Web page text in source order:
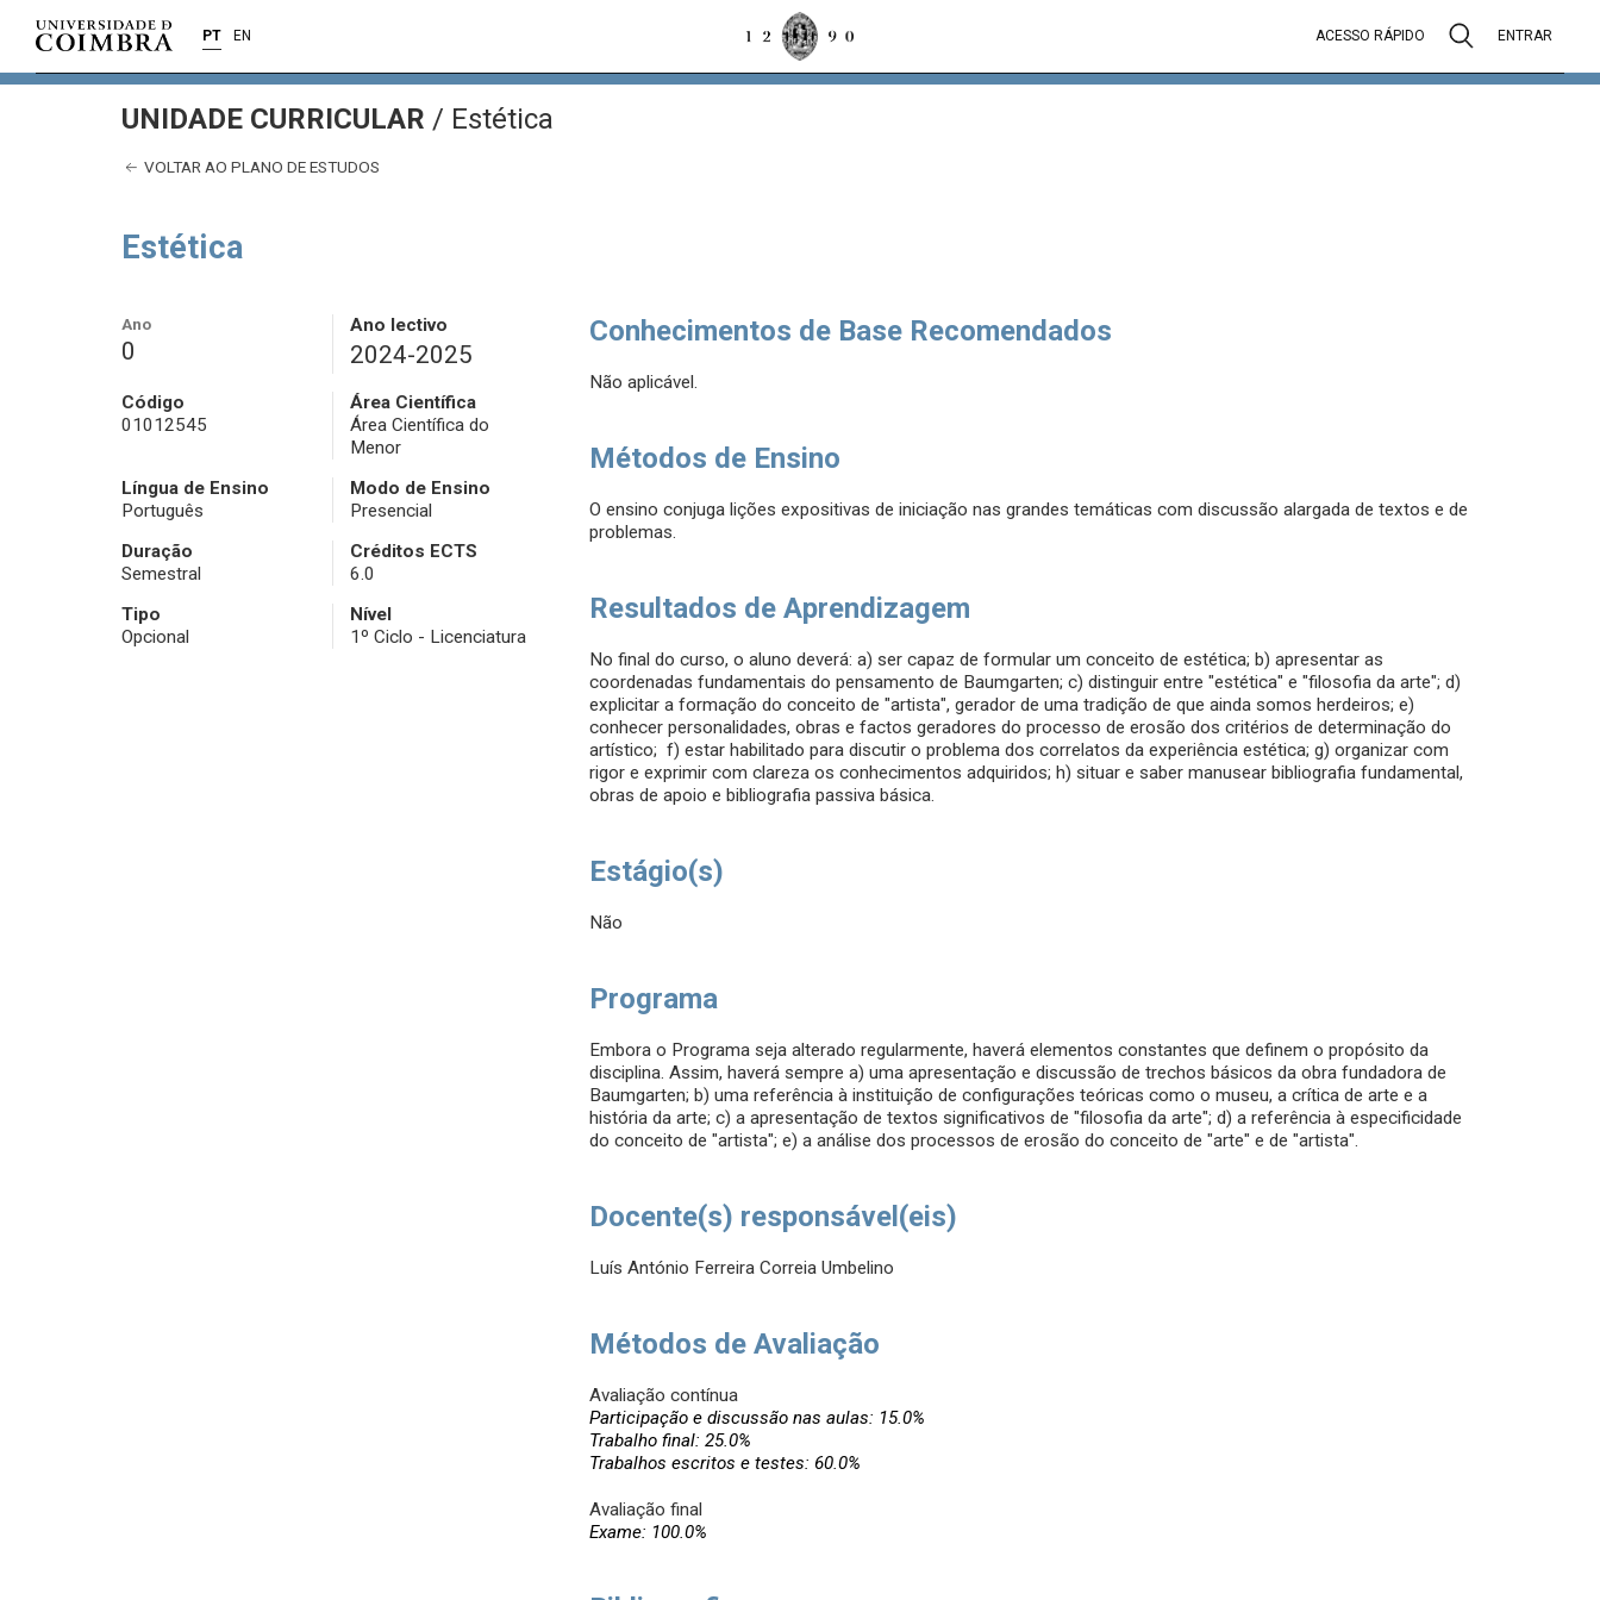
PT EN ACESSO RÁPIDO ENTRAR
UNIDADE CURRICULAR / Estética
VOLTAR AO PLANO DE ESTUDOS
Estética
Ano
0
Ano lectivo
2024-2025
Código
01012545
Área Científica
Área Científica do
Menor
Língua de Ensino
Português
Modo de Ensino
Presencial
Duração
Semestral
Créditos ECTS
6.0
Tipo
Opcional
Nível
1º Ciclo - Licenciatura
Conhecimentos de Base Recomendados
Não aplicável.
Métodos de Ensino
O ensino conjuga lições expositivas de iniciação nas grandes temáticas com discussão alargada de textos e de
problemas.
Resultados de Aprendizagem
No final do curso, o aluno deverá: a) ser capaz de formular um conceito de estética; b) apresentar as
coordenadas fundamentais do pensamento de Baumgarten; c) distinguir entre "estética" e "filosofia da arte"; d)
explicitar a formação do conceito de "artista", gerador de uma tradição de que ainda somos herdeiros; e)
conhecer personalidades, obras e factos geradores do processo de erosão dos critérios de determinação do
artístico; f) estar habilitado para discutir o problema dos correlatos da experiência estética; g) organizar com
rigor e exprimir com clareza os conhecimentos adquiridos; h) situar e saber manusear bibliografia fundamental,
obras de apoio e bibliografia passiva básica.
Estágio(s)
Não
Programa
Embora o Programa seja alterado regularmente, haverá elementos constantes que definem o propósito da
disciplina. Assim, haverá sempre a) uma apresentação e discussão de trechos básicos da obra fundadora de
Baumgarten; b) uma referência à instituição de configurações teóricas como o museu, a crítica de arte e a
história da arte; c) a apresentação de textos significativos de "filosofia da arte"; d) a referência à especificidade
do conceito de "artista"; e) a análise dos processos de erosão do conceito de "arte" e de "artista".
Docente(s) responsável(eis)
Luís António Ferreira Correia Umbelino
Métodos de Avaliação
Avaliação contínua
Participação e discussão nas aulas: 15.0%
Trabalho final: 25.0%
Trabalhos escritos e testes: 60.0%
Avaliação final
Exame: 100.0%